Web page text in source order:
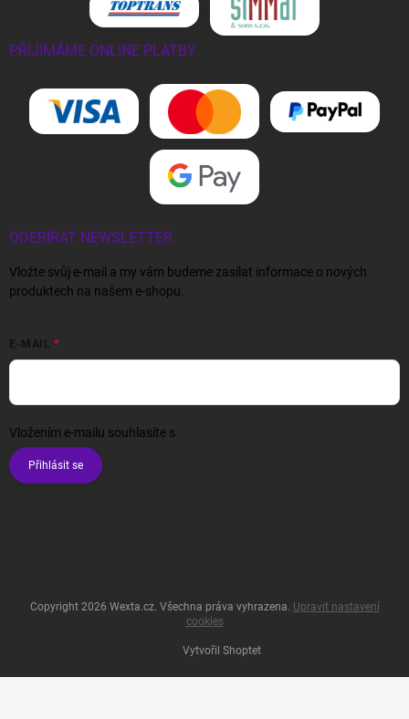
PŘIJÍMÁME ONLINE PLATBY
ODEBÍRAT NEWSLETTER
Vložte svůj e-mail a my vám budeme zasílat informace o nových
produktech na našem e-shopu.
E-MAIL
Vložením e-mailu souhlasíte s
Přihlásit se
Vytvořil Shoptet
Copyright 2026 Wexta.cz. Všechna práva vyhrazena. Upravit nastavení
cookies